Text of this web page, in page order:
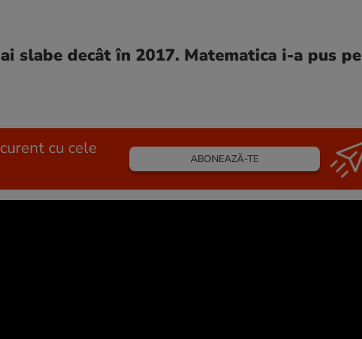
slabe decât în 2017. Matematica i-a pus pe
cu cele
ABONEAZĂ-TE